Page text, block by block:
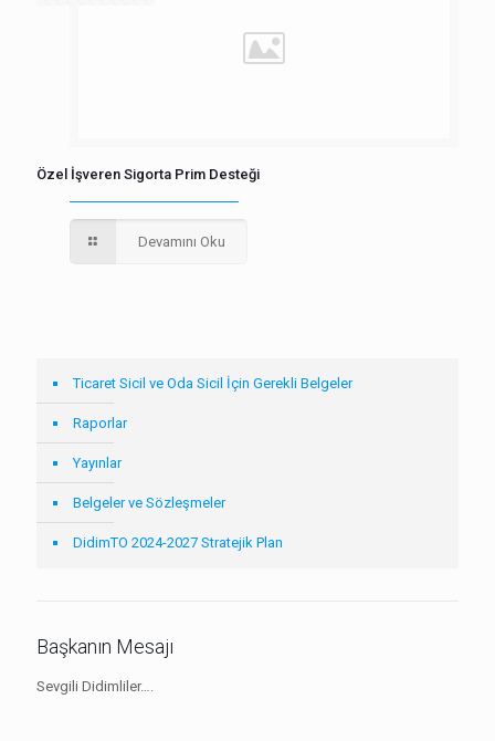
Özel İşveren Sigorta Prim Desteği
Devamını Oku
Ticaret Sicil ve Oda Sicil İçin Gerekli Belgeler
Raporlar
Yayınlar
Belgeler ve Sözleşmeler
DidimTO 2024-2027 Stratejik Plan
Başkanın Mesajı
Sevgili Didimliler….